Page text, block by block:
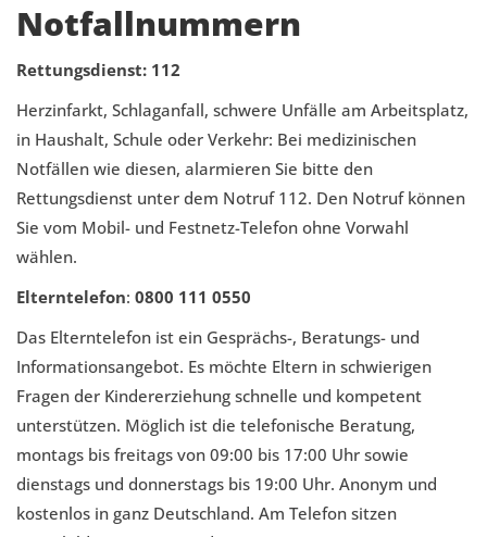
Notfallnummern
Rettungsdienst: 112
Herzinfarkt, Schlaganfall, schwere Unfälle am Arbeitsplatz,
in Haushalt, Schule oder Verkehr: Bei medizinischen
Notfällen wie diesen, alarmieren Sie bitte den
Rettungsdienst unter dem Notruf 112. Den Notruf können
Sie vom Mobil- und Festnetz-Telefon ohne Vorwahl
wählen.
Elterntelefon: 0800 111 0550
Das Elterntelefon ist ein Gesprächs-, Beratungs- und
Informationsangebot. Es möchte Eltern in schwierigen
Fragen der Kindererziehung schnelle und kompetent
unterstützen. Möglich ist die telefonische Beratung,
montags bis freitags von 09:00 bis 17:00 Uhr sowie
dienstags und donnerstags bis 19:00 Uhr. Anonym und
kostenlos in ganz Deutschland. Am Telefon sitzen